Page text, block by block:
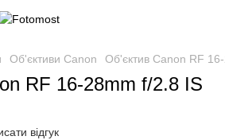
Об'єктиви Canon Об'єктив Canon RF
RF 16-28mm f/2.8 IS
відгук